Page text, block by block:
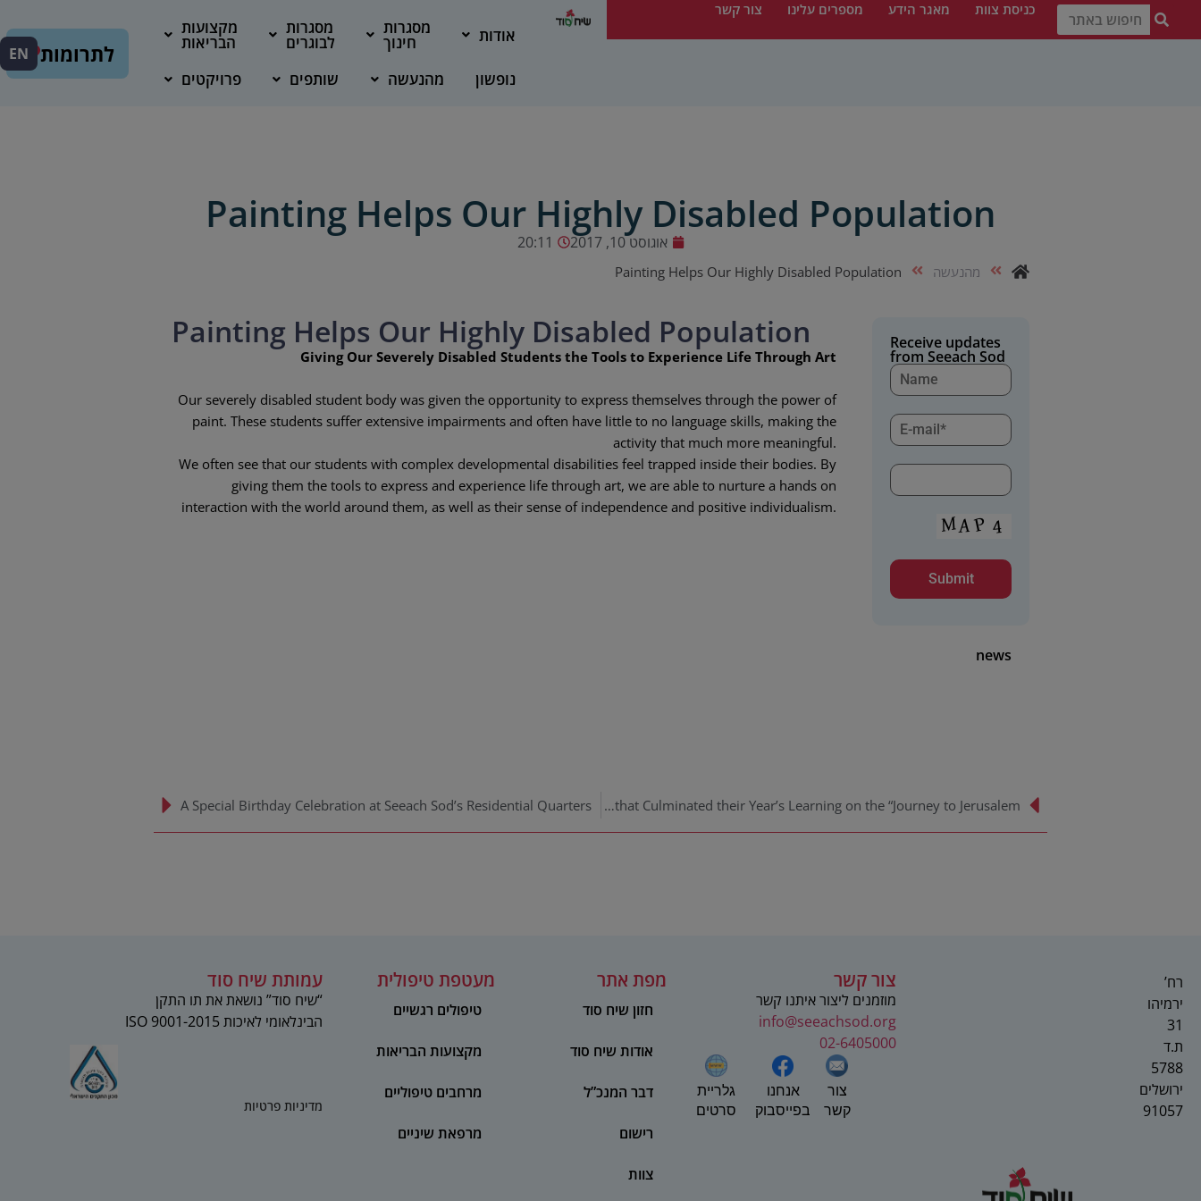
כניסת צוות מאגר הידע מספרים עלינו צור קשר
אודות מסגרות
חינוך
מסגרות
לבוגרים
מקצועות
הבריאות
נופשון
מהנעשה שותפים פרויקטים
לתרומות EN
Painting Helps Our Highly Disabled Population
אוגוסט 10, 2017 20:11
מהנעשה Painting Helps Our Highly Disabled Population
Receive updates
from Seeach Sod
news
Painting Helps Our Highly Disabled Population
Giving Our Severely Disabled Students the Tools to Experience Life Through Art
Our severely disabled student body was given the opportunity to express themselves through the power of
paint. These students suffer extensive impairments and often have little to no language skills, making the
activity that much more meaningful.
We often see that our students with complex developmental disabilities feel trapped inside their bodies. By
giving them the tools to express and experience life through art, we are able to nurture a hands on
interaction with the world around them, as well as their sense of independence and positive individualism.
Boys of Otzar Yerushalayim Prepare an Exhibition that Culminated their Year’s Learning on the “Journey to Jerusalem”
A Special Birthday Celebration at Seeach Sod’s Residential Quarters
רח’
ירמיהו
31
ת.ד
5788
ירושלים
91057
צור קשר
מוזמנים ליצור איתנו קשר
info@seeachsod.org
02-6405000
גלריית
סרטים
אנחנו
בפייסבוק
צור
קשר
מפת אתר
חזון שיח סוד
אודות שיח סוד
דבר המנכ”ל
רישום
צוות
מעטפת טיפולית
טיפולים רגשיים
מקצועות הבריאות
מרחבים טיפוליים
מרפאת שיניים
עמותת שיח סוד
“שיח סוד” נושאת את תו התקן
הבינלאומי לאיכות 2015-ISO 9001
מדיניות פרטיות